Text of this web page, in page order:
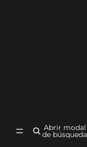
Abrir modal
de búsqueda